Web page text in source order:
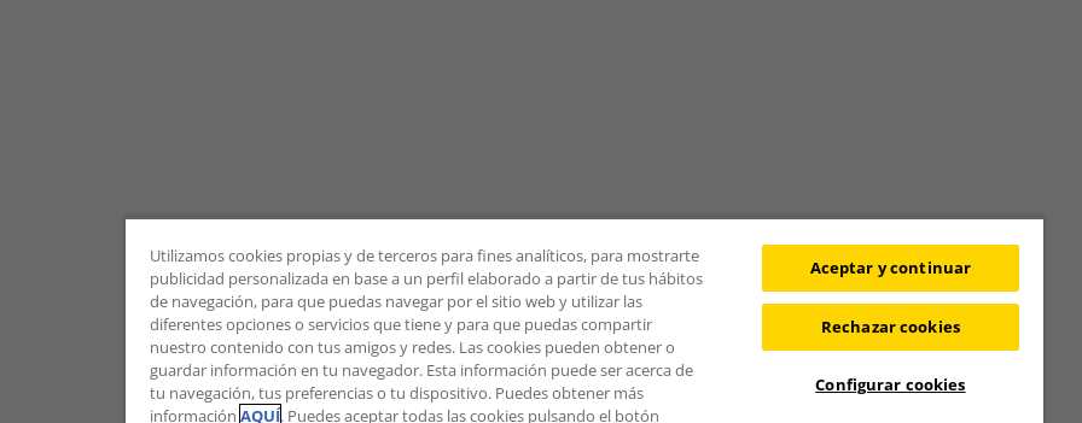
Utilizamos cookies propias y de terceros para fines analíticos, para mostrarte
publicidad personalizada en base a un perfil elaborado a partir de tus hábitos
de navegación, para que puedas navegar por el sitio web y utilizar las
diferentes opciones o servicios que tiene y para que puedas compartir
nuestro contenido con tus amigos y redes. Las cookies pueden obtener o
guardar información en tu navegador. Esta información puede ser acerca de
tu navegación, tus preferencias o tu dispositivo. Puedes obtener más
información AQUÍ. Puedes aceptar todas las cookies pulsando el botón
Aceptar y continuar
Rechazar cookies
Configurar cookies